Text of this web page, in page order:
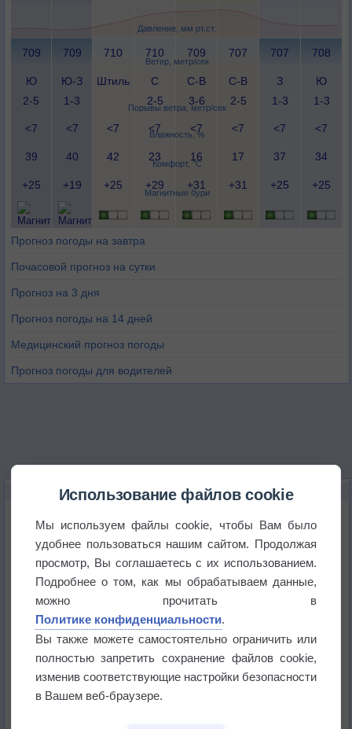
Давление, мм рт.ст.
Ветер, метр/сек
Порывы ветра, метр/сек
Влажность, %
Комфорт, °C
Магнитные бури
709 709 710 710 709 707 707 708
Ю
2-5
Ю-З
1-3
Штиль
С
2-5
С-В
3-6
С-В
2-5
З
1-3
Ю
1-3
<7 <7 <7 <7 <7 <7 <7 <7
39 40 42 23 16 17 37 34
+25 +19 +25 +29 +31 +31 +25 +25
Прогноз погоды на завтра
Почасовой прогноз на сутки
Прогноз на 3 дня
Прогноз погоды на 14 дней
Медицинский прогноз погоды
Прогноз погоды для водителей
НОВОЕ О ПОГОДЕ
Космическая погода влияет на транспорт
Приложение построит маршрут через тень
Атмосфера начала замерзать
В Приморье обнаружены морские волны тепла
Использование файлов cookie
Мы используем файлы cookie, чтобы Вам было
удобнее пользоваться нашим сайтом. Продолжая
просмотр, Вы соглашаетесь с их использованием.
Подробнее о том, как мы обрабатываем данные,
можно прочитать в
Политике конфиденциальности.
Вы также можете самостоятельно ограничить или
полностью запретить сохранение файлов cookie,
изменив соответствующие настройки безопасности
в Вашем веб-браузере.